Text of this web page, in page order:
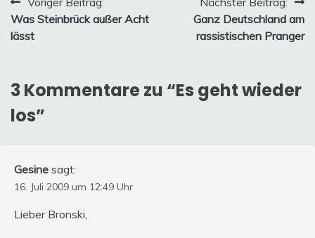
Beitragsnavigation
Was Steinbrück außer Acht
lässt
Ganz Deutschland am
rassistischen Pranger
3 Kommentare zu “Es geht wieder
los”
Gesine sagt:
16. Juli 2009 um 12:49 Uhr
Lieber Bronski,